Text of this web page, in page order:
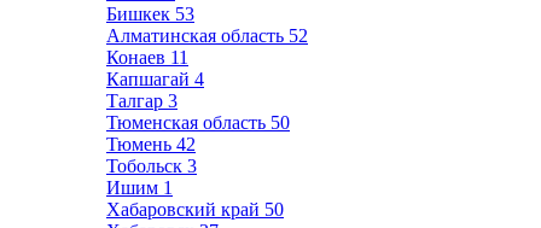
Бишкек 53
Алматинская область 52
Конаев 11
Капшагай 4
Талгар 3
Тюменская область 50
Тюмень 42
Тобольск 3
Ишим 1
Хабаровский край 50